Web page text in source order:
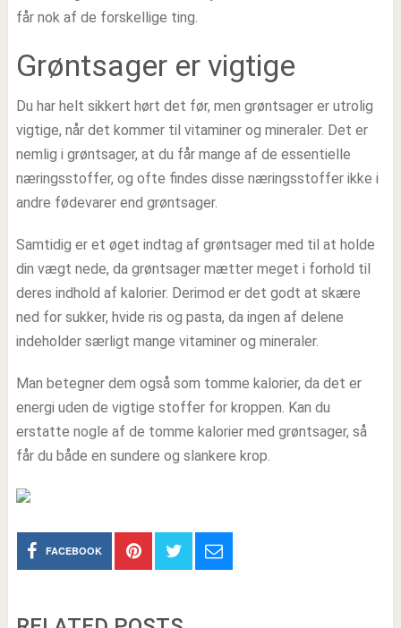
får nok af de forskellige ting.
Grøntsager er vigtige
Du har helt sikkert hørt det før, men grøntsager er utrolig
vigtige, når det kommer til vitaminer og mineraler. Det er
nemlig i grøntsager, at du får mange af de essentielle
næringsstoffer, og ofte findes disse næringsstoffer ikke i
andre fødevarer end grøntsager.
Samtidig er et øget indtag af grøntsager med til at holde
din vægt nede, da grøntsager mætter meget i forhold til
deres indhold af kalorier. Derimod er det godt at skære
ned for sukker, hvide ris og pasta, da ingen af delene
indeholder særligt mange vitaminer og mineraler.
Man betegner dem også som tomme kalorier, da det er
energi uden de vigtige stoffer for kroppen. Kan du
erstatte nogle af de tomme kalorier med grøntsager, så
får du både en sundere og slankere krop.
FACEBOOK